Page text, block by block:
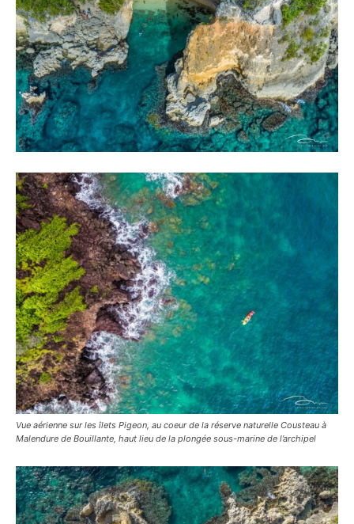
Vue aérienne sur les îlets Pigeon, au coeur de la réserve naturelle Cousteau à
Malendure de Bouillante, haut lieu de la plongée sous-marine de l’archipel